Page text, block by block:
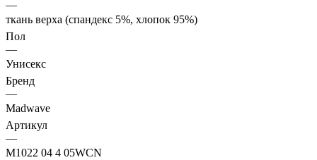
—
ткань верха (спандекс 5%, хлопок 95%)
Пол
—
Унисекс
Бренд
—
Madwave
Артикул
—
M1022 04 4 05WCN